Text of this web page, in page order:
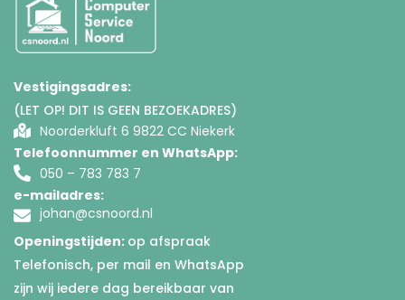
Vestigingsadres:
(LET OP! DIT IS GEEN BEZOEKADRES)
Noorderkluft 6 9822 CC Niekerk
Telefoonnummer en WhatsApp:
050 – 783 783 7
e-mailadres:
johan@csnoord.nl
Openingstijden: op afspraak
Telefonisch, per mail en WhatsApp
zijn wij iedere dag bereikbaar van